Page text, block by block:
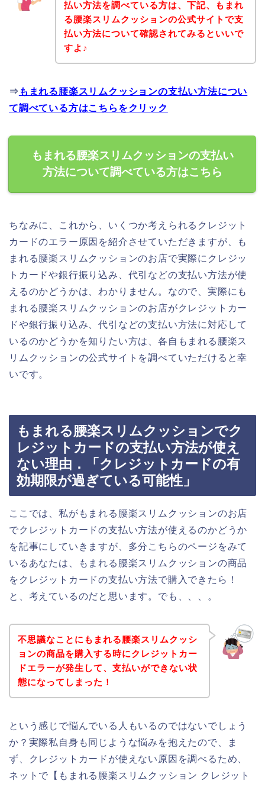
払い方法を調べている方は、下記、もまれ
る腰楽スリムクッションの公式サイトで支
払い方法について確認されてみるといいで
すよ♪
⇒ もまれる腰楽スリムクッションの支払い方法につい
て調べている方はこちらをクリック
もまれる腰楽スリムクッションの支払い
方法について調べている方はこちら
ちなみに、これから、いくつか考えられるクレジット
カードのエラー原因を紹介させていただきますが、も
まれる腰楽スリムクッションのお店で実際にクレジッ
トカードや銀行振り込み、代引などの支払い方法が使
えるのかどうかは、わかりません。なので、実際にも
まれる腰楽スリムクッションのお店がクレジットカー
ドや銀行振り込み、代引などの支払い方法に対応して
いるのかどうかを知りたい方は、各自もまれる腰楽ス
リムクッションの公式サイトを調べていただけると幸
いです。
もまれる腰楽スリムクッションでク
レジットカードの支払い方法が使え
ない理由．「クレジットカードの有
効期限が過ぎている可能性」
ここでは、私がもまれる腰楽スリムクッションのお店
でクレジットカードの支払い方法が使えるのかどうか
を記事にしていきますが、多分こちらのページをみて
いるあなたは、もまれる腰楽スリムクッションの商品
をクレジットカードの支払い方法で購入できたら！
と、考えているのだと思います。でも、、、。
不思議なことにもまれる腰楽スリムクッシ
ョンの商品を購入する時にクレジットカー
ドエラーが発生して、支払いができない状
態になってしまった！
という感じで悩んでいる人もいるのではないでしょう
か？実際私自身も同じような悩みを抱えたので、ま
ず、クレジットカードが使えない原因を調べるため、
ネットで【もまれる腰楽スリムクッション クレジット